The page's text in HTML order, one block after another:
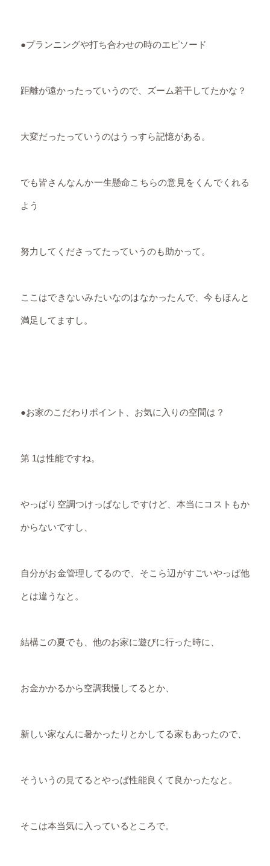
●プランニングや打ち合わせの時のエピソード
距離が遠かったっていうので、ズーム若干してたかな？
大変だったっていうのはうっすら記憶がある。
でも皆さんなんか一生懸命こちらの意見をくんでくれる
よう
努力してくださってたっていうのも助かって。
ここはできないみたいなのはなかったんで、今もほんと
満足してますし。
●お家のこだわりポイント、お気に入りの空間は？
第 1は性能ですね。
やっぱり空調つけっぱなしですけど、本当にコストもか
からないですし、
自分がお金管理してるので、そこら辺がすごいやっぱ他
とは違うなと。
結構この夏でも、他のお家に遊びに行った時に、
お金かかるから空調我慢してるとか、
新しい家なんに暑かったりとかしてる家もあったので、
そういうの見てるとやっぱ性能良くて良かったなと。
そこは本当気に入っているところで。